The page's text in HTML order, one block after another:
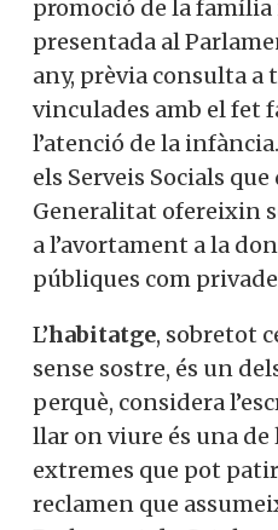
en funció del nombre
a la Unió Europea,
promoció de la
presentada al
d’un any, prèvia
associacions
familiar i la cura i
També apunten que
que depenen de la
sempre altres opcions
dona embarassada,
privades.
L’habitatge, sobretot
sense sostre, és un
perquè, considera